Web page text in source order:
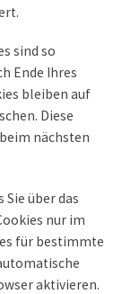
sind so
Ende Ihres
bleiben auf
Diese
nächsten
über das
nur im
für bestimmte
aktivieren.